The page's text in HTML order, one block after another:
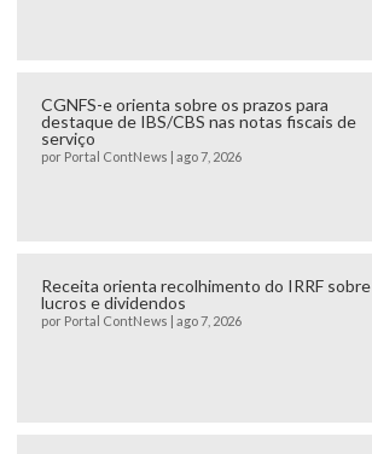
CGNFS-e orienta sobre os prazos para
destaque de IBS/CBS nas notas fiscais de
serviço
por Portal ContNews | ago 7, 2026
Receita orienta recolhimento do IRRF sobre
lucros e dividendos
por Portal ContNews | ago 7, 2026